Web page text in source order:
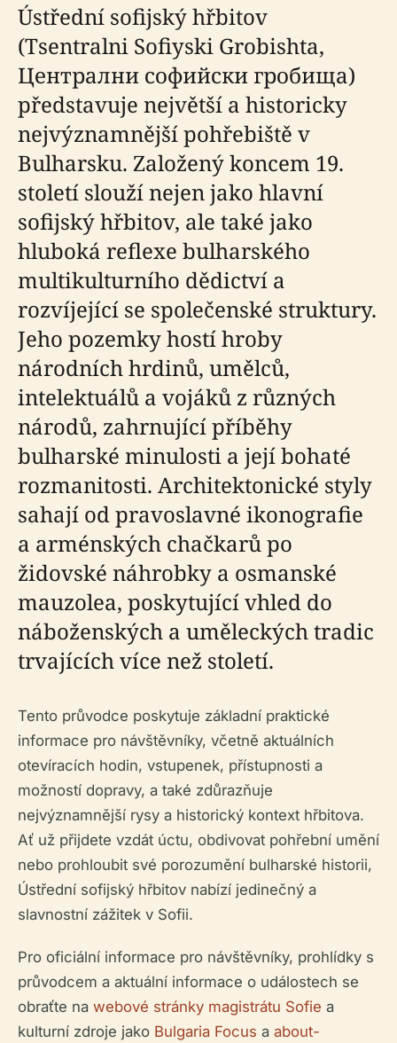
Ústřední sofijský hřbitov
(Tsentralni Sofiyski Grobishta,
Централни софийски гробища)
představuje největší a historicky
nejvýznamnější pohřebiště v
Bulharsku. Založený koncem 19.
století slouží nejen jako hlavní
sofijský hřbitov, ale také jako
hluboká reflexe bulharského
multikulturního dědictví a
rozvíjející se společenské struktury.
Jeho pozemky hostí hroby
národních hrdinů, umělců,
intelektuálů a vojáků z různých
národů, zahrnující příběhy
bulharské minulosti a její bohaté
rozmanitosti. Architektonické styly
sahají od pravoslavné ikonografie
a arménských chačkarů po
židovské náhrobky a osmanské
mauzolea, poskytující vhled do
náboženských a uměleckých tradic
trvajících více než století.
Tento průvodce poskytuje základní praktické
informace pro návštěvníky, včetně aktuálních
otevíracích hodin, vstupenek, přístupnosti a
možností dopravy, a také zdůrazňuje
nejvýznamnější rysy a historický kontext hřbitova.
Ať už přijdete vzdát úctu, obdivovat pohřební umění
nebo prohloubit své porozumění bulharské historii,
Ústřední sofijský hřbitov nabízí jedinečný a
slavnostní zážitek v Sofii.
Pro oficiální informace pro návštěvníky, prohlídky s
průvodcem a aktuální informace o událostech se
obraťte na webové stránky magistrátu Sofie a
kulturní zdroje jako Bulgaria Focus a about-